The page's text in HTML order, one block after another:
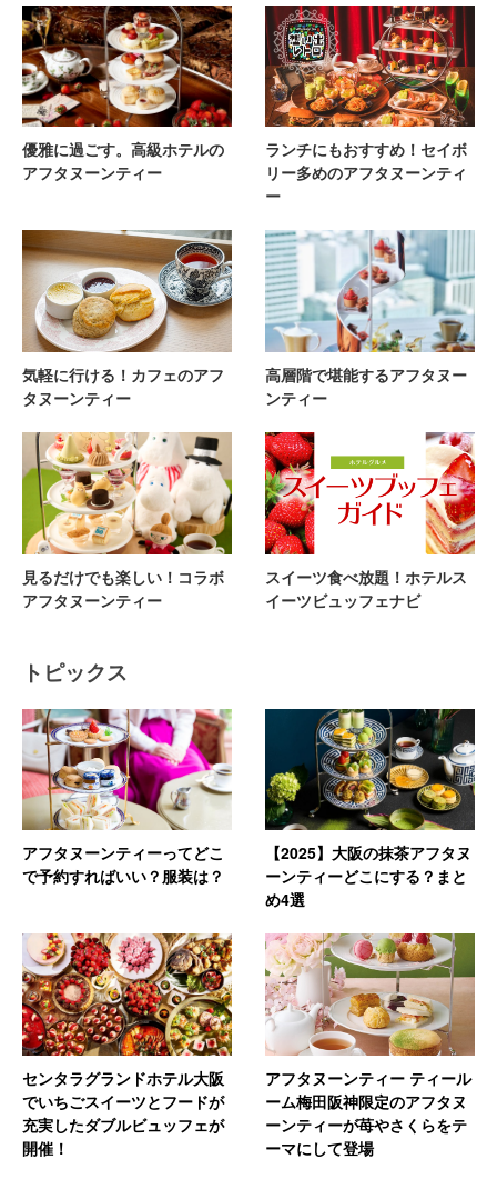
優雅に過ごす。高級ホテルの
アフタヌーンティー
ランチにもおすすめ！セイボ
リー多めのアフタヌーンティ
ー
気軽に行ける！カフェのアフ
タヌーンティー
高層階で堪能するアフタヌー
ンティー
見るだけでも楽しい！コラボ
アフタヌーンティー
スイーツ食べ放題！ホテルス
イーツビュッフェナビ
トピックス
アフタヌーンティーってどこ
で予約すればいい？服装は？
【2025】大阪の抹茶アフタヌ
ーンティーどこにする？まと
め4選
センタラグランドホテル大阪
でいちごスイーツとフードが
充実したダブルビュッフェが
開催！
アフタヌーンティー ティール
ーム梅田阪神限定のアフタヌ
ーンティーが苺やさくらをテ
ーマにして登場